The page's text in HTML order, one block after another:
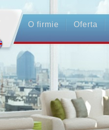
O firmie Oferta